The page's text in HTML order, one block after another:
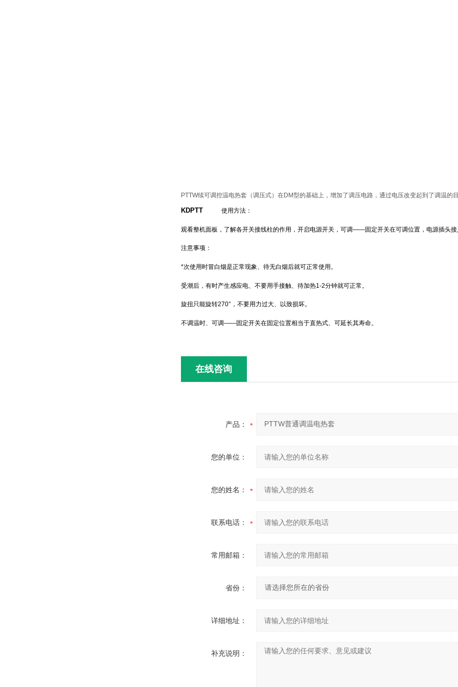
PTTW续可调控温电热套（调压式）在DM型的基础上，增加了调压电路，通过电压改变起到了调温的
KDPTT 使用方法：
观看整机面板，了解各开关接线柱的作用，开启电源开关，可调——固定开关在可调位置，电源插头
注意事项：
*次使用时冒白烟是正常现象、待无白烟后就可正常使用。
受潮后，有时产生感应电、不要用手接触、待加热1-2分钟就可正常。
旋扭只能旋转270°，不要用力过大、以致损坏。
不调温时、可调——固定开关在固定位置相当于直热式、可延长其寿命。
在线咨询
产品：
您的单位：
您的姓名：
联系电话：
常用邮箱：
省份：
详细地址：
补充说明：